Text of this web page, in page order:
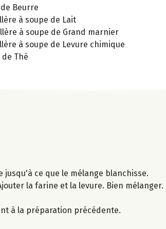
Beurre
à soupe de Lait
à soupe de Grand marnier
à soupe de Levure chimique
de Thé
jusqu'à ce que le mélange blanchisse.
la farine et la levure. Bien mélanger.
à la préparation précédente.